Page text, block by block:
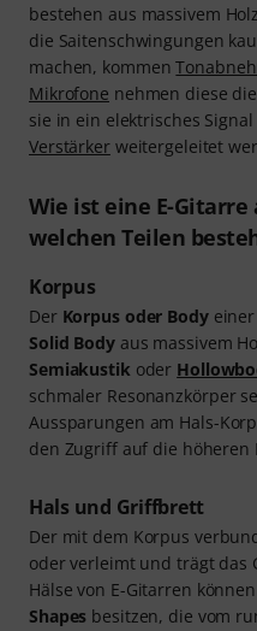
bestehen aus massivem
die Saitenschwingungen
machen, kommen
Mikrofone nehmen diese
sie in ein elektrisches
Verstärkerweitergeleitet
Wie ist eine E-
welchen Teilen
Korpus
Der Korpus oder Bodyeiner
Solid Bodyaus massivem
Semiakustik oder
schmaler Resonanzkörper
Aussparungen am Hals-
den Zugriff auf die höheren
Hals und Griffbrett
Der mit dem Korpus
oder verleimt und trägt
Hälse von E-Gitarren
Shapes besitzen, die vom